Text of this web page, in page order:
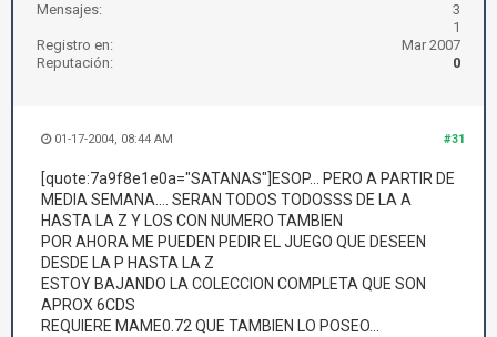
Mensajes:
3
1
Registro en:
Mar 2007
Reputación:
0
#31
01-17-2004, 08:44 AM
[quote:7a9f8e1e0a="SATANAS"]ESOP... PERO A PARTIR DE
MEDIA SEMANA.... SERAN TODOS TODOSSS DE LA A
HASTA LA Z Y LOS CON NUMERO TAMBIEN
POR AHORA ME PUEDEN PEDIR EL JUEGO QUE DESEEN
DESDE LA P HASTA LA Z
ESTOY BAJANDO LA COLECCION COMPLETA QUE SON
APROX 6CDS
REQUIERE MAME0.72 QUE TAMBIEN LO POSEO...